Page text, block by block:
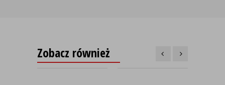
Zobacz również